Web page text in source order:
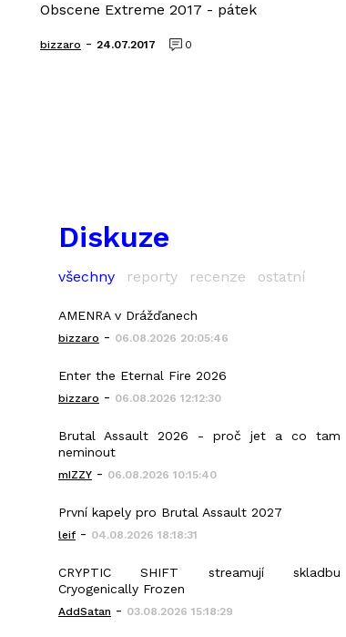
Obscene Extreme 2017 - pátek
bizzaro - 24.07.2017 0
Diskuze
všechny reporty recenze ostatní
AMENRA v Drážďanech
bizzaro - 06.08.2026 20:05:46
Enter the Eternal Fire 2026
bizzaro - 06.08.2026 12:12:30
Brutal Assault 2026 - proč jet a co tam
neminout
mIZZY - 06.08.2026 10:15:40
První kapely pro Brutal Assault 2027
leif - 04.08.2026 18:18:31
CRYPTIC SHIFT streamují skladbu
Cryogenically Frozen
AddSatan - 03.08.2026 15:18:29